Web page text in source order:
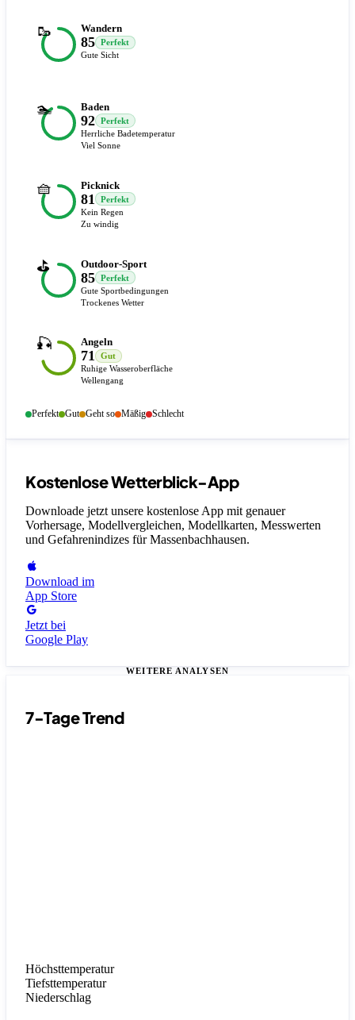
🥾 Wandern
85
Perfekt
Gute Sicht
🏊 Baden
92
Perfekt
Herrliche Badetemperatur
Viel Sonne
🧺 Picknick
81
Perfekt
Kein Regen
Zu windig
⛳ Outdoor-Sport
85
Perfekt
Gute Sportbedingungen
Trockenes Wetter
🎣 Angeln
71
Gut
Ruhige Wasseroberfläche
Wellengang
Perfekt Gut Geht so Mäßig Schlecht
Kostenlose Wetterblick-App
Downloade jetzt unsere kostenlose App mit genauer
Vorhersage, Modellvergleichen, Modellkarten, Messwerten
und Gefahrenindizes für Massenbachhausen.
Download im
App Store
Jetzt bei
Google Play
WEITERE ANALYSEN
7-Tage Trend
Höchsttemperatur
Tiefsttemperatur
Niederschlag